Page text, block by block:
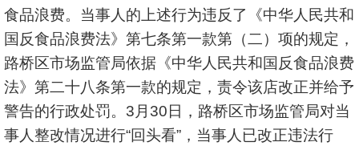
食品浪费。当事人的上述行为违反了《中华人民共和
国反食品浪费法》第七条第一款第（二）项的规定，
路桥区市场监管局依据《中华人民共和国反食品浪费
法》第二十八条第一款的规定，责令该店改正并给予
警告的行政处罚。3月30日，路桥区市场监管局对当
事人整改情况进行“回头看”，当事人已改正违法行